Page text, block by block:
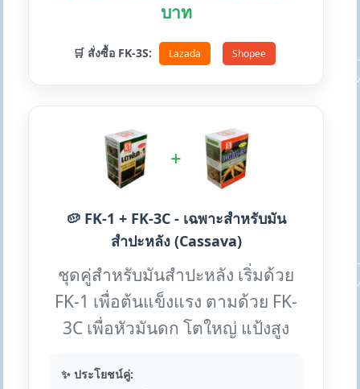
บาท
🛒 สั่งซื้อ FK-3S: Lazada Shopee
+
🥔 FK-1 + FK-3C - เฉพาะสำหรับมัน
สำปะหลัง (Cassava)
ชุดคู่สำหรับมันสำปะหลัง เริ่มด้วย
FK-1 เพื่อต้นแข็งแรง ตามด้วย FK-
3C เพื่อหัวมันดก โตใหญ่ แป้งสูง
✨ ประโยชน์คู่: